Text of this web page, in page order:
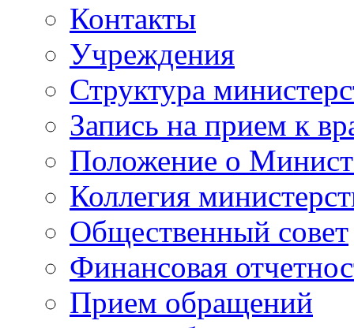
Контакты
Учреждения
Структура
Запись на прием к
Положение о
Коллегия
Общественный совет
Финансовая
Прием обращений